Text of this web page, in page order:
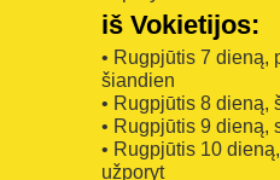
iš Vokietijos:
• Rugpjūtis 7 dieną,
šiandien
• Rugpjūtis 8 dieną,
• Rugpjūtis 9 dieną,
• Rugpjūtis 10
užporyt